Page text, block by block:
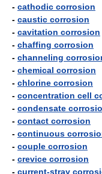
- cathodic corrosion
- caustic corrosion
- cavitation corrosion
- chaffing corrosion
- channeling
- chemical corrosion
- chlorine corrosion
- concentration cell
- condensate
- contact corrosion
- continuous
- couple corrosion
- crevice corrosion
- current-stray